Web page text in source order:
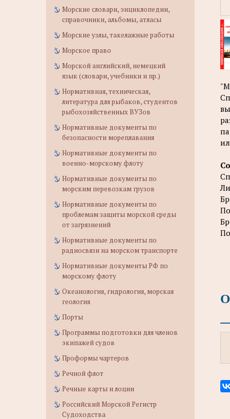
Морские словари, энциклопедии,
справочники, альбомы, атласы
Морские узлы, такелажные работы
Морское право
Морской английский, немецкий
язык (словари, учебники и пр.)
Нормативная, техническая,
литература для рыбаков, студентов
рыбохозяйственных ВУЗов
Нормативные документы по
безопасности мореплавания
Нормативные документы по
военно-морскому флоту
Нормативные документы по
морским перевозкам грузов
Нормативные документы по
проблемам защиты морской среды
от загрязнений
Нормативные документы по
радиосвязи на морском транспорте
Нормативные документы РФ по
морскому флоту
Океанология, гидрология, морская
геология
Порты
Программы подготовки для членов
экипажей судов
Проформы чартеров
Речной флот
Речные карты и лоции
Российский Морской Регистр
Судоходства